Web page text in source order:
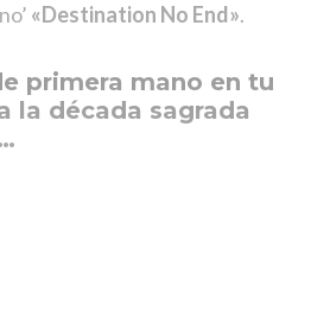
«Destination No End».
primera mano en tu
la década sagrada